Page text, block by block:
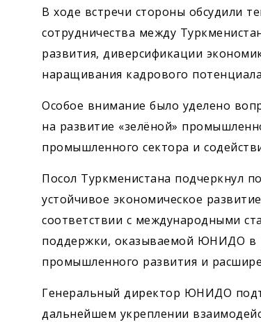
В ходе встречи стороны обсудили
сотрудничества между
развития, диверсификации
наращивания кадрового
Особое внимание было уделено
на развитие «зелёной»
промышленного сектора и
Посол Туркменистана подчеркнул
устойчивое экономическое
соответствии с международными
поддержки, оказываемой ЮНИДО в
промышленного развития и
Генеральный директор ЮНИДО
дальнейшем укреплении